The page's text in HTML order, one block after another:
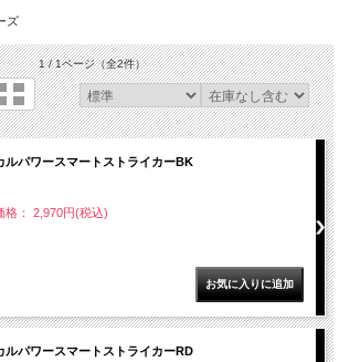
ズ
1 / 1ページ（全2件）
ルパワースマートストライカーBK
格： 2,970円(税込)
ルパワースマートストライカーRD